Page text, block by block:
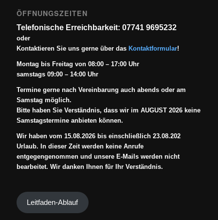
ÖFFNUNGSZEITEN
Telefonische Erreichbarkeit: 07741 9695232
oder
Kontaktieren Sie uns gerne über das Kontaktformular!
Montag bis Freitag von 08:00 – 17:00 Uhr
samstags 09:00 – 14:00 Uhr
Termine gerne nach Vereinbarung auch abends oder am
Samstag möglich.
Bitte haben Sie Verständnis, dass wir im AUGUST 2026 keine
Samstagstermine anbieten können.
Wir haben vom 15.08.2026 bis einschließlich 23.08.202
Urlaub. In dieser Zeit werden keine Anrufe
entgegengenommen und unsere E-Mails werden nicht
bearbeitet. Wir danken Ihnen für Ihr Verständnis.
Leitfaden-Ablauf